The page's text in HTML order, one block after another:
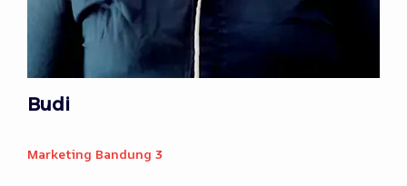
Budi
Marketing Bandung 3